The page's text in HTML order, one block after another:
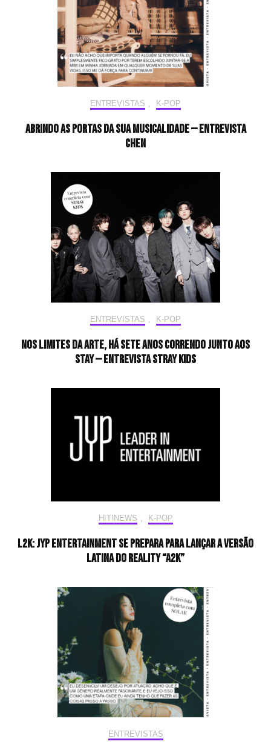
ENTREVISTAS , K-POP
Abrindo as portas da sua musicalidade — Entrevista
CHEN
ENTREVISTAS , K-POP
Nos limites da arte, há sete anos correndo junto aos
STAY — Entrevista Stray Kids
HIT!NEWS , K-POP
L2K: JYP Entertainment se prepara para lançar a versão
latina do reality “A2K”
ENTREVISTAS